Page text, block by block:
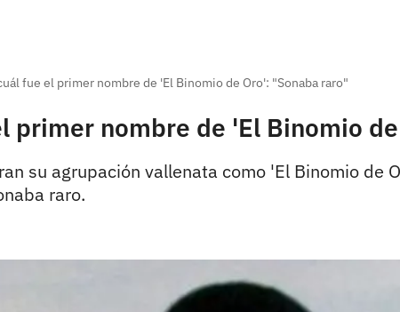
fue el primer nombre de 'El Binomio de Oro': "Sonaba raro"
primer nombre de 'El Binomio
su agrupación vallenata como 'El Binomio de
raro.